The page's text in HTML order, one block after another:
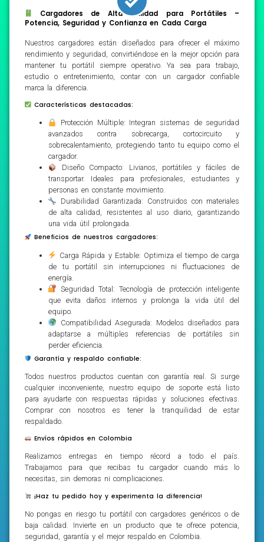
Cargadores de Alta Calidad para Portátiles –
Potencia, Seguridad y Confianza en Cada Carga
Nuestros cargadores están diseñados para ofrecer el máximo
rendimiento y seguridad, convirtiéndose en la mejor opción para
mantener tu portátil siempre operativo. Ya sea para trabajo,
estudio o entretenimiento, contar con un cargador confiable
marca la diferencia.
Características destacadas:
Protección Múltiple: Integran sistemas de seguridad
avanzados contra sobrecarga, cortocircuito y
sobrecalentamiento, protegiendo tanto tu equipo como el
cargador.
Diseño Compacto: Livianos, portátiles y fáciles de
transportar. Ideales para profesionales, estudiantes y
personas en constante movimiento.
Durabilidad Garantizada: Construidos con materiales
de alta calidad, resistentes al uso diario, garantizando
una vida útil prolongada.
Beneficios de nuestros cargadores:
Carga Rápida y Estable: Optimiza el tiempo de carga
de tu portátil sin interrupciones ni fluctuaciones de
energía.
Seguridad Total: Tecnología de protección inteligente
que evita daños internos y prolonga la vida útil del
equipo.
Compatibilidad Asegurada: Modelos diseñados para
adaptarse a múltiples referencias de portátiles sin
perder eficiencia.
Garantía y respaldo confiable:
Todos nuestros productos cuentan con garantía real. Si surge
cualquier inconveniente, nuestro equipo de soporte está listo
para ayudarte con respuestas rápidas y soluciones efectivas.
Comprar con nosotros es tener la tranquilidad de estar
respaldado.
Envíos rápidos en Colombia
Realizamos entregas en tiempo récord a todo el país.
Trabajamos para que recibas tu cargador cuando más lo
necesitas, sin demoras ni complicaciones.
¡Haz tu pedido hoy y experimenta la diferencia!
No pongas en riesgo tu portátil con cargadores genéricos o de
baja calidad. Invierte en un producto que te ofrece potencia,
seguridad, garantía y el mejor respaldo en Colombia.